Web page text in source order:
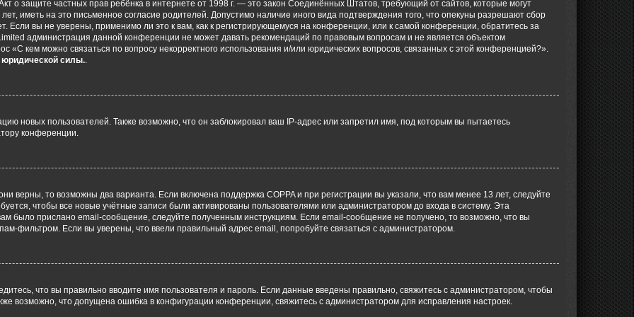
о защите частных прав ребёнка в интернете от 1998 г. — это закон Соединённых Штатов, требующий от сайтов, которые могут
иметь на это письменное согласие родителей. Допустимо наличие иного вида подтверждения того, что опекуны разрешают сбор
вы не уверены, применимо ли это к вам, как к регистрирующемуся на конференции, или к самой конференции, обратитесь за
администрация данной конференции не может давать рекомендаций по правовым вопросам и не является объектом
«С кем можно связаться по вопросу некорректного использования и/или юридических вопросов, связанных с этой конференцией?».
юридической силы..
новых пользователей. Также возможно, что он заблокировал ваш IP-адрес или запретил имя, под которым вы пытаетесь
конференции.
верны, то возможны два варианта. Если включена поддержка COPPA и при регистрации вы указали, что вам менее 13 лет, следуйте
чтобы все новые учётные записи были активированы пользователями или администратором до входа в систему. Эта
было прислано email-сообщение, следуйте полученным инструкциям. Если email-сообщение не получено, то возможно, что вы
фильтром. Если вы уверены, что ввели правильный адрес email, попробуйте связаться с администратором.
что вы правильно вводите имя пользователя и пароль. Если данные введены правильно, свяжитесь с администратором, чтобы
возможно, что допущена ошибка в конфигурации конференции, свяжитесь с администратором для исправления настроек.